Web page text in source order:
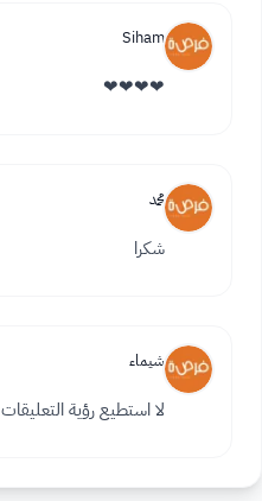
Siham
❤❤❤❤
محمد
شكرا
شيماء
لا استطيع رؤية التعليقات